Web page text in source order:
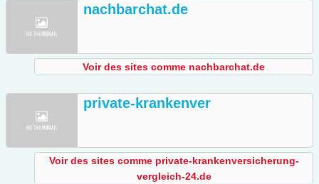
nachbarchat.de
Voir des sites comme nachbarchat.de
private-krankenver
Voir des sites comme private-krankenversicherung-
vergleich-24.de